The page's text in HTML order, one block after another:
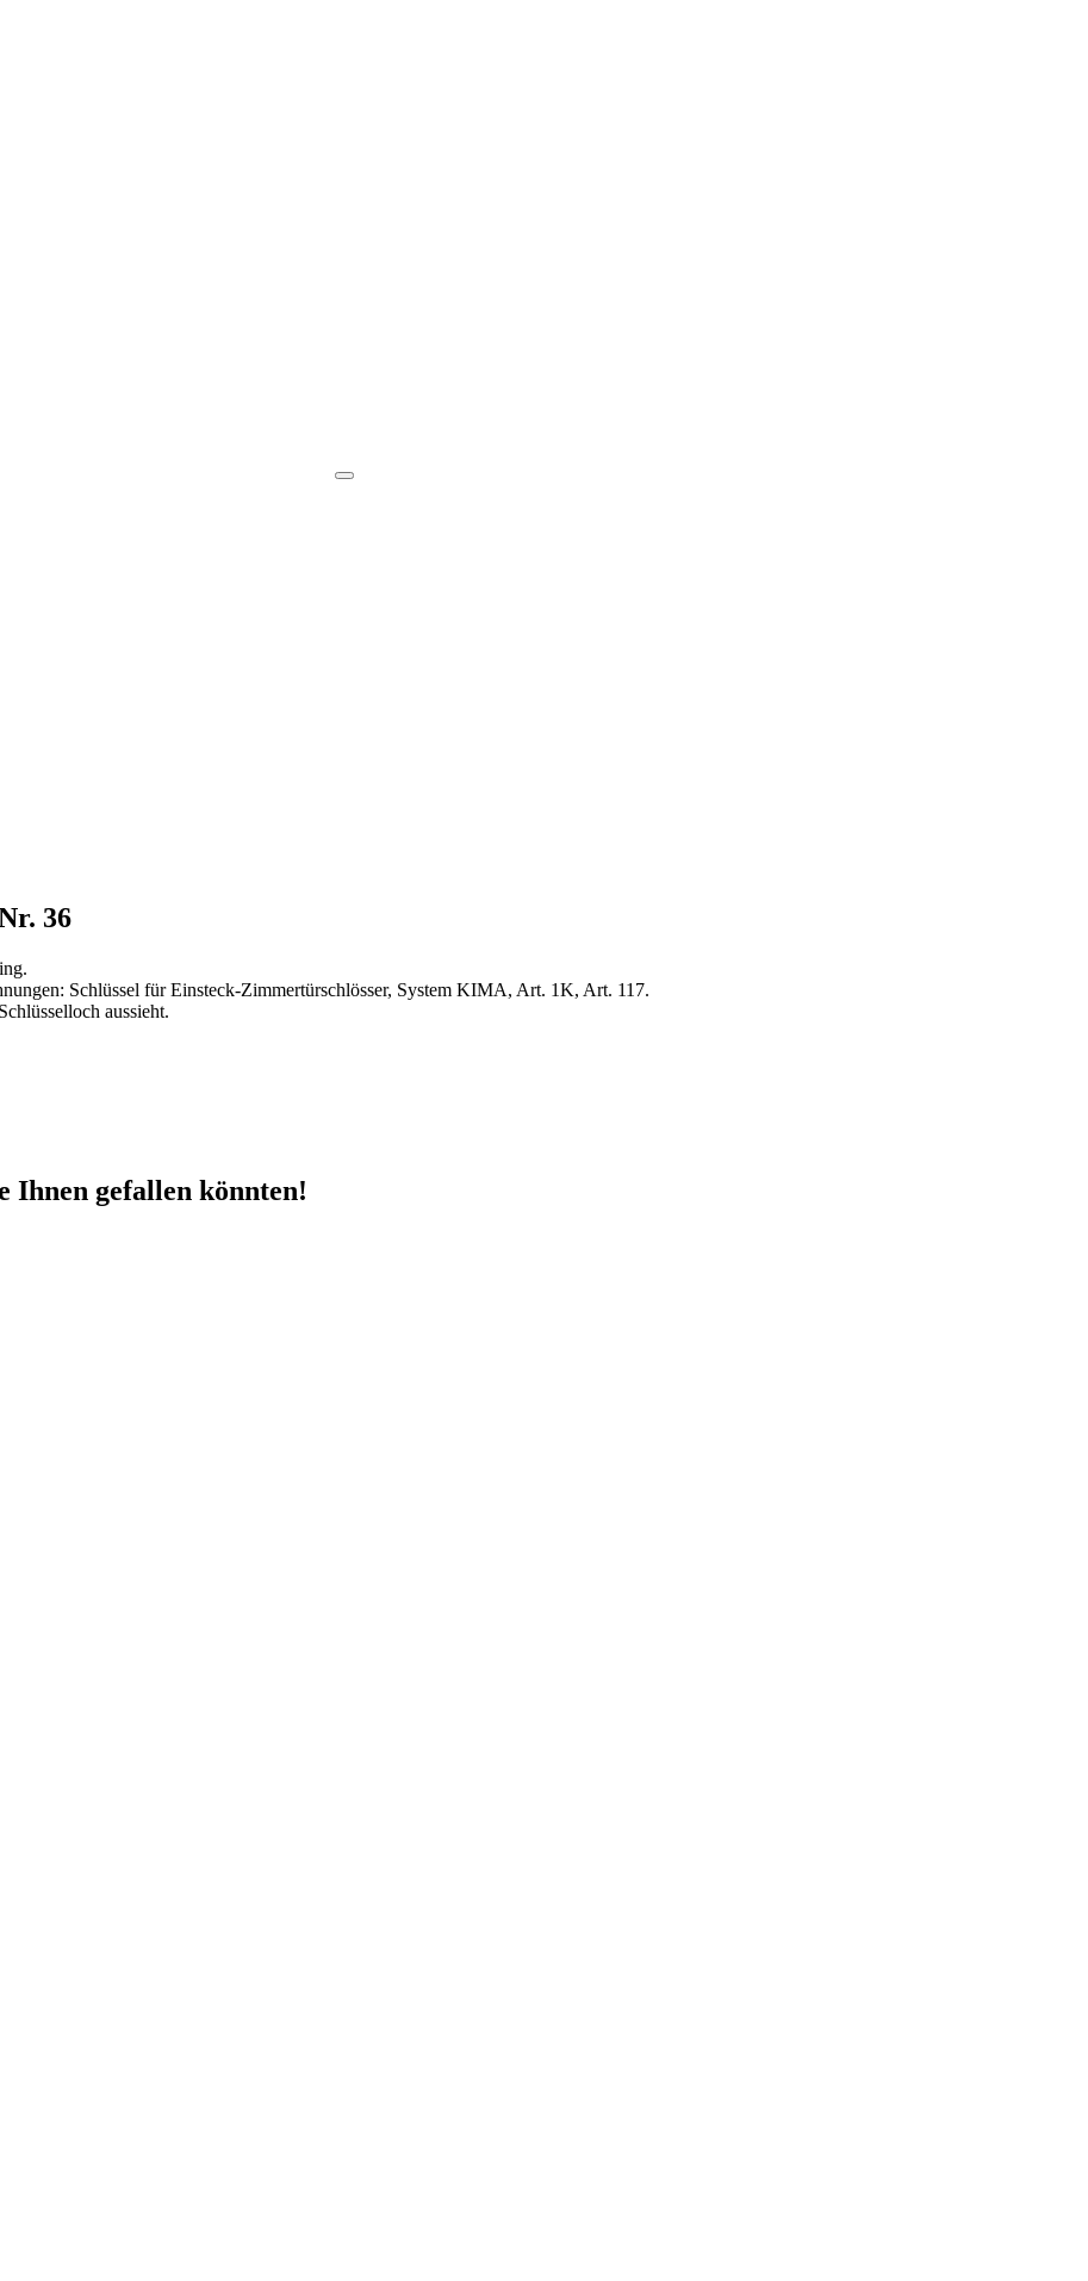
36
Schlüssel für Einsteck-Zimmertürschlösser, System KIMA, Art. 1K, Art. 117.
aussieht.
Ihnen gefallen könnten!